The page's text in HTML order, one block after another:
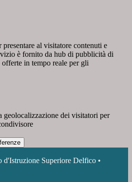
al visitatore contenuti e
è fornito da hub di pubblicità di
in tempo reale per gli
geolocalizzazione dei visitatori per
d'Istruzione Superiore Delfico •